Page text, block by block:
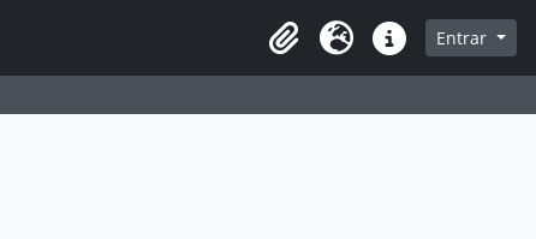
na página de navegação
Idioma Atalhos Entrar